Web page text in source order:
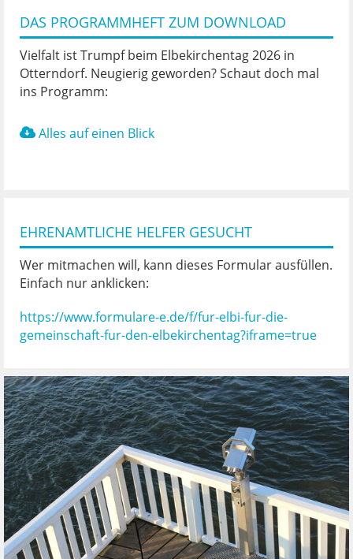
DAS PROGRAMMHEFT ZUM DOWNLOAD
Vielfalt ist Trumpf beim Elbekirchentag 2026 in
Otterndorf. Neugierig geworden? Schaut doch mal
ins Programm:
Alles auf einen Blick
EHRENAMTLICHE HELFER GESUCHT
Wer mitmachen will, kann dieses Formular ausfüllen.
Einfach nur anklicken:
https://www.formulare-e.de/f/fur-elbi-fur-die-
gemeinschaft-fur-den-elbekirchentag?iframe=true